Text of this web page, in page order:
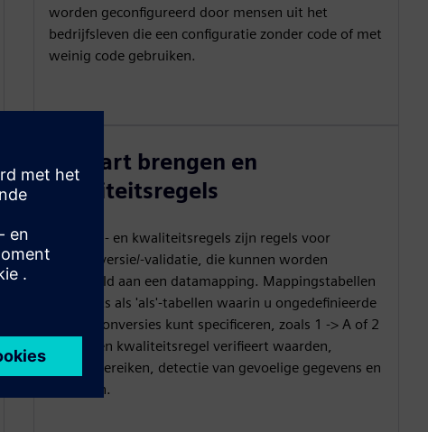
worden geconfigureerd door mensen uit het
bedrijfsleven die een configuratie zonder code of met
weinig code gebruiken.
In kaart brengen en
kwaliteitsregels
Mapping- en kwaliteitsregels zijn regels voor
dataconversie/-validatie, die kunnen worden
gekoppeld aan een datamapping. Mappingstabellen
zijn zoiets als 'als'-tabellen waarin u ongedefinieerde
waardeconversies kunt specificeren, zoals 1 -> A of 2
-> B... Een kwaliteitsregel verifieert waarden,
waardebereiken, detectie van gevoelige gegevens en
patronen.